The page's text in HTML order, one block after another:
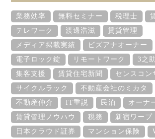
業務効率 無料セミナー 税理士
テレワーク
渡邊浩滋
賃貸管理
メディア掲載実績
ビズアナオーナー
電子ロック錠
リモートワーク
3之
集客支援
賃貸住宅新聞
センスコン
サイクルラック
不動産会社のミカタ
不動産仲介
IT重説 民泊
オーナ
賃貸管理ノウハウ
税務
新宿ワープ
日本クラウド証券
マンション保険